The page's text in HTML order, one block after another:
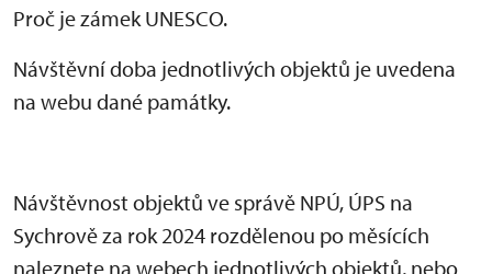
Proč je zámek UNESCO.
Návštěvní doba jednotlivých objektů je uvedena
na webu dané památky.
Návštěvnost objektů ve správě NPÚ, ÚPS na
Sychrově za rok 2024 rozdělenou po měsících
naleznete na webech jednotlivých objektů, nebo